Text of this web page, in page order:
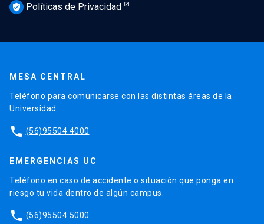
verified_user Políticas de Privacidad
MESA CENTRAL
Teléfono para comunicarse con las distintas áreas de la
Universidad.
phone (56)95504 4000
EMERGENCIAS UC
Teléfono en caso de accidente o situación que ponga en
riesgo tu vida dentro de algún campus.
phone (56)95504 5000